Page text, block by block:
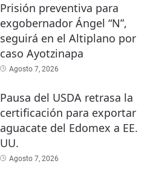
Prisión preventiva para
exgobernador Ángel “N”,
seguirá en el Altiplano por
caso Ayotzinapa
Agosto 7, 2026
Pausa del USDA retrasa la
certificación para exportar
aguacate del Edomex a EE.
UU.
Agosto 7, 2026